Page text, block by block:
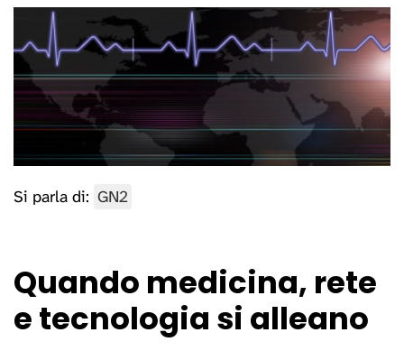
Si parla di: GN2
Quando medicina, rete
e tecnologia si alleano